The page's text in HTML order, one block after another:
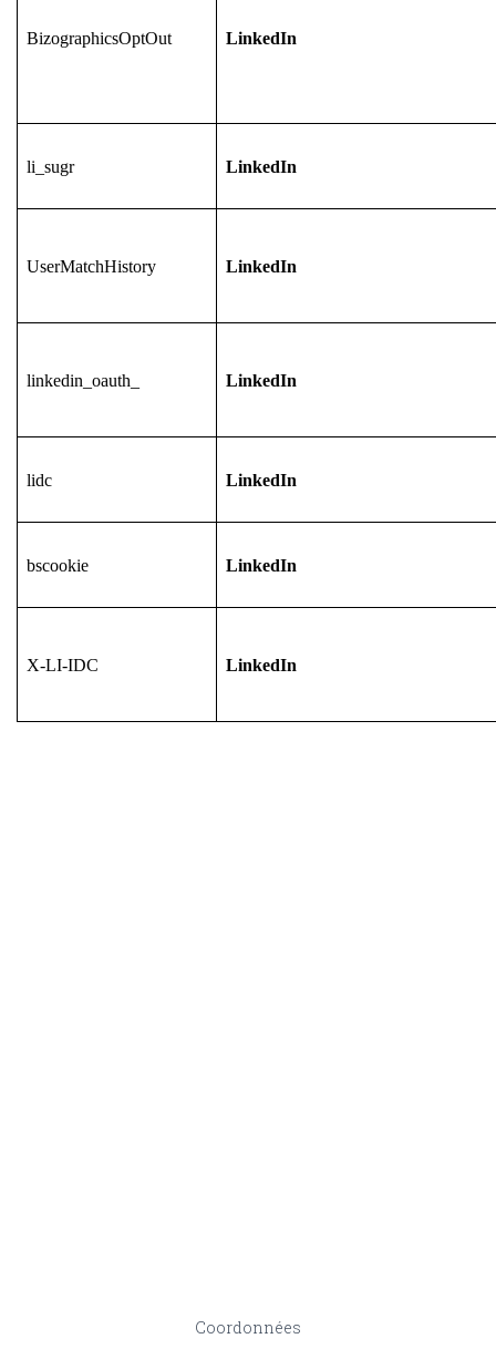
BizographicsOptOut LinkedIn
li_sugr LinkedIn
UserMatchHistory LinkedIn
linkedin_oauth_ LinkedIn
lidc LinkedIn
bscookie LinkedIn
X-LI-IDC LinkedIn
Coordonnées